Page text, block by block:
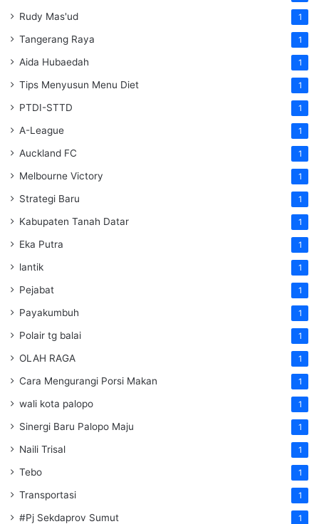
Rudy Mas'ud 1
Tangerang Raya 1
Aida Hubaedah 1
Tips Menyusun Menu Diet 1
PTDI-STTD 1
A-League 1
Auckland FC 1
Melbourne Victory 1
Strategi Baru 1
Kabupaten Tanah Datar 1
Eka Putra 1
lantik 1
Pejabat 1
Payakumbuh 1
Polair tg balai 1
OLAH RAGA 1
Cara Mengurangi Porsi Makan 1
wali kota palopo 1
Sinergi Baru Palopo Maju 1
Naili Trisal 1
Tebo 1
Transportasi 1
#Pj Sekdaprov Sumut 1